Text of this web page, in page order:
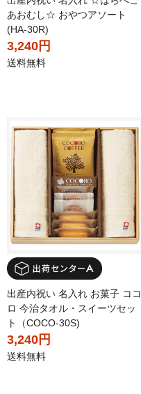
あおむし☆ おやつアソート
(HA-30R)
3,240円
送料無料
出産内祝い 名入れ お菓子 ココ
ロ 今治タオル・スイーツセッ
ト（COCO-30S)
3,240円
送料無料